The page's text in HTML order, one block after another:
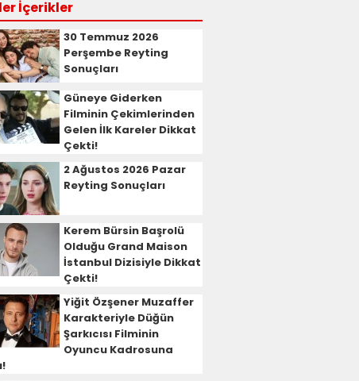
İçerikler
30 Temmuz 2026
Perşembe Reyting
Sonuçları
Güneye Giderken
Filminin Çekimlerinden
Gelen İlk Kareler Dikkat
Çekti!
2 Ağustos 2026 Pazar
Reyting Sonuçları
Kerem Bürsin Başrolü
Olduğu Grand Maison
İstanbul Dizisiyle Dikkat
Çekti!
Yiğit Özşener Muzaffer
Karakteriyle Düğün
Şarkıcısı Filminin
Oyuncu Kadrosuna